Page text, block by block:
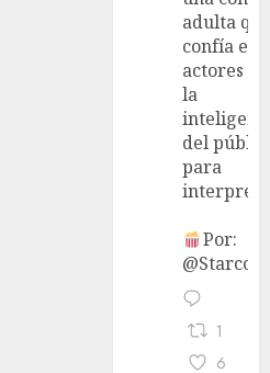
adulta
confía en
actores y
la
del
para
Por:
1
6